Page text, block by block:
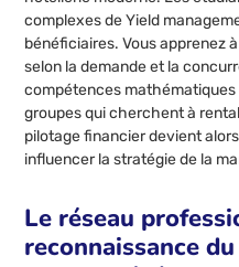
complexes de Yield
bénéficiaires. Vous apprenez
selon la demande et la
compétences
groupes qui cherchent à
pilotage financier devient
influencer la stratégie de la
Le réseau
reconnaissance